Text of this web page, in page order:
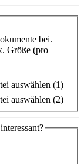
bei.
Größe (pro
auswählen (1)
auswählen (2)